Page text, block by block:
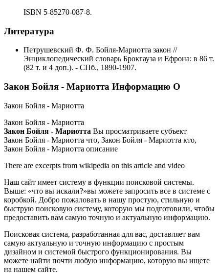
ISBN 5-85270-087-8.
Литература
Петрушевский Ф. Ф. Бойля-Мариотта закон //
Энциклопедический словарь Брокгауза и Ефрона: в 86 т.
(82 т. и 4 доп.). - СПб., 1890-1907.
Закон Бойля - Мариотта Информацию О
Закон Бойля - Мариотта
Закон Бойля - Мариотта
Закон Бойля - Мариотта Вы просматриваете субъект
Закон Бойля - Мариотта что, Закон Бойля - Мариотта кто,
Закон Бойля - Мариотта описание
There are excerpts from wikipedia on this article and video
Наш сайт имеет систему в функции поисковой системы.
Выше: «что вы искали?»вы можете запросить все в системе с
коробкой. Добро пожаловать в нашу простую, стильную и
быструю поисковую систему, которую мы подготовили, чтобы
предоставить вам самую точную и актуальную информацию.
Поисковая система, разработанная для вас, доставляет вам
самую актуальную и точную информацию с простым
дизайном и системой быстрого функционирования. Вы
можете найти почти любую информацию, которую вы ищете
на нашем сайте.